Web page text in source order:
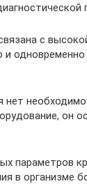
с
нет
он
параметров
в организме